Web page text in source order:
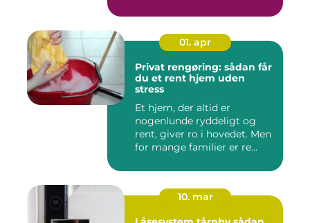
01. apr
Privat rengøring: sådan får
du et rent hjem uden
stress
Et hjem, der altid er
nogenlunde ryddeligt og
rent, giver ro i hovedet. Men
for mange familier er re...
10. mar